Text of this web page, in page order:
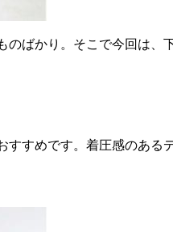
ばかり。そこで今回は
すすめです。着圧感のあ